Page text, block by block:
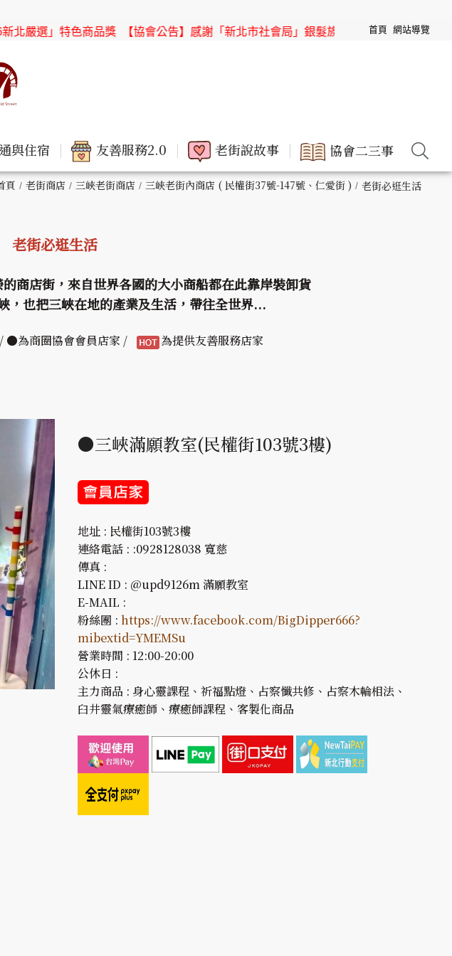
品獎 【協會公告】感謝「新北市社會局」銀髮族節目「高年級超進化」來「三峽老街
首頁 網站導覽
與住宿 友善服務2.0 老街說故事 協會二三事
頁 老街商店 三峽老街商店 三峽老街內商店 ( 民權街37號-147號、仁愛街 ) 老街必逛生活
老街必逛生活
商店街，來自世界各國的大小商船都在此靠岸裝卸貨
，也把三峽在地的產業及生活，帶往全世界...
/ ●為商圈協會會員店家 / 為提供友善服務店家
●三峽滿願教室(民權街103號3樓)
地址 : 民權街103號3樓
連絡電話 : :0928128038 寬慈
傳真 :
LINE ID : @upd9126m 滿願教室
E-MAIL :
粉絲團 : https://www.facebook.com/BigDipper666?
mibextid=YMEMSu
營業時間 : 12:00-20:00
公休日 :
主力商品 : 身心靈課程、祈福點燈、占察懺共修、占察木輪相法、
臼井靈氣療癒師、療癒師課程、客製化商品